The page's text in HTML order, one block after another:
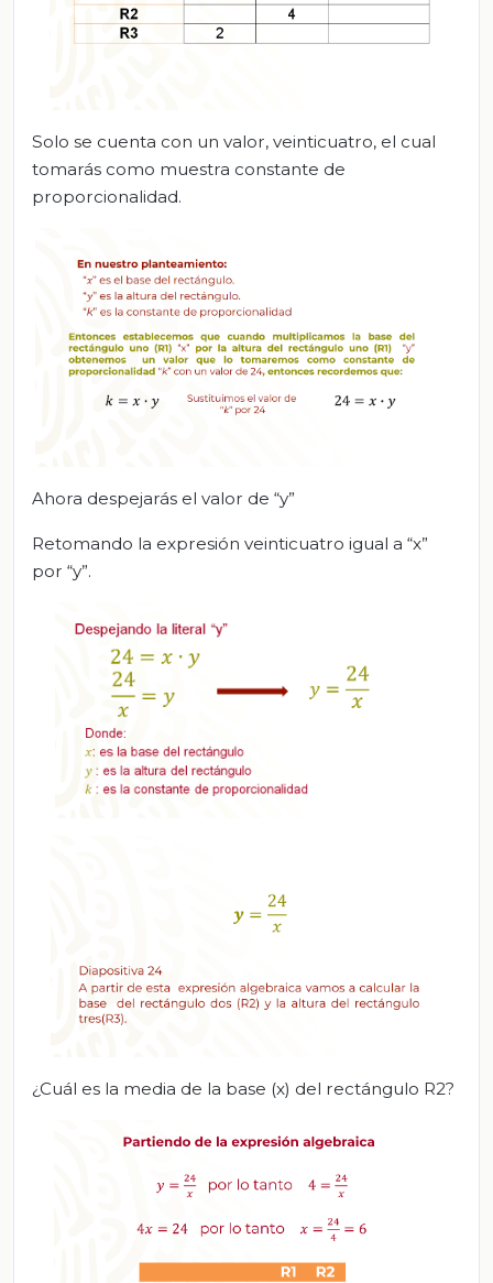
Solo se cuenta con un valor, veinticuatro, el cual
tomarás como muestra constante de
proporcionalidad.
Ahora despejarás el valor de “y”
Retomando la expresión veinticuatro igual a “x”
por “y”.
¿Cuál es la media de la base (x) del rectángulo R2?